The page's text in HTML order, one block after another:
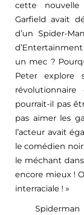
cette nouvelle
Garfield avait
d’un Spider-
un mec ?
Peter explore
pourrait-il pas
pas aimer les
l’acteur avait
le comédien
le méchant
encore mieux !
interraciale ! »